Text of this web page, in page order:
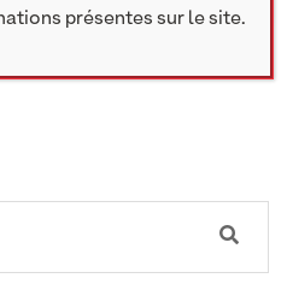
présentes sur le site.